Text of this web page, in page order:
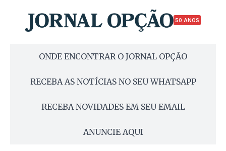
50 ANOS
ONDE ENCONTRAR O JORNAL OPÇÃO
RECEBA AS NOTÍCIAS NO SEU WHATSAPP
RECEBA NOVIDADES EM SEU EMAIL
ANUNCIE AQUI